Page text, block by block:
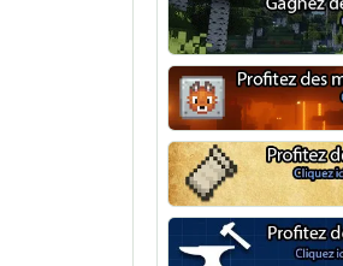
Optifine
NeoForge
Minecraft Fabric